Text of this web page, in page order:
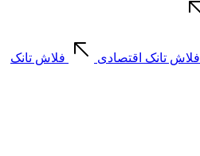
فلاش تانک اقتصادی فلاش تانک